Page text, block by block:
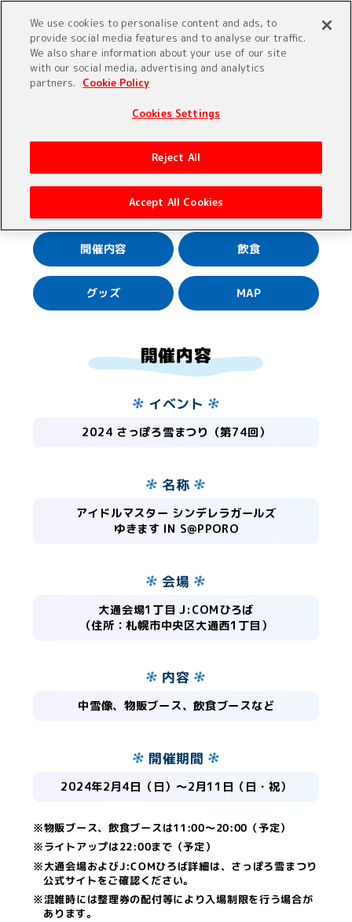
開催内容 飲食
グッズ MAP
開催内容
イベント
2024 さっぽろ雪まつり（第74回）
名称
アイドルマスター シンデレラガールズ
ゆきます IN S@PPORO
会場
大通会場1丁目 J:COMひろば
（住所：札幌市中央区大通西1丁目）
内容
中雪像、物販ブース、飲食ブースなど
開催期間
2024年2月4日（日）～2月11日（日・祝）
※物販ブース、飲食ブースは11:00～20:00（予定）
※ライトアップは22:00まで（予定）
※大通会場およびJ:COMひろば詳細は、さっぽろ雪まつり
公式サイトをご確認ください。
※混雑時には整理券の配付等により入場制限を行う場合が
あります。
We use cookies to personalise content and ads, to
provide social media features and to analyse our traffic.
We also share information about your use of our site
with our social media, advertising and analytics
partners.
Cookie Policy
Cookies Settings
Reject All
Accept All Cookies